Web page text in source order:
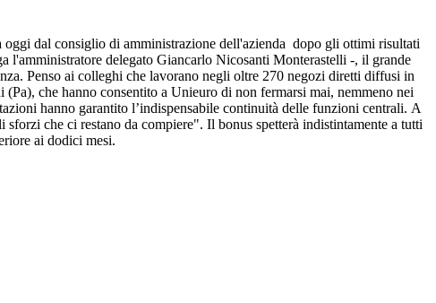
oggi dal consiglio di amministrazione dell'azienda dopo gli ottimi risultati
l'amministratore delegato Giancarlo Nicosanti Monterastelli -, il grande
Penso ai colleghi che lavorano negli oltre 270 negozi diretti diffusi in
che hanno consentito a Unieuro di non fermarsi mai, nemmeno nei
hanno garantito l’indispensabile continuità delle funzioni centrali. A
che ci restano da compiere". Il bonus spetterà indistintamente a tutti
ai dodici mesi.